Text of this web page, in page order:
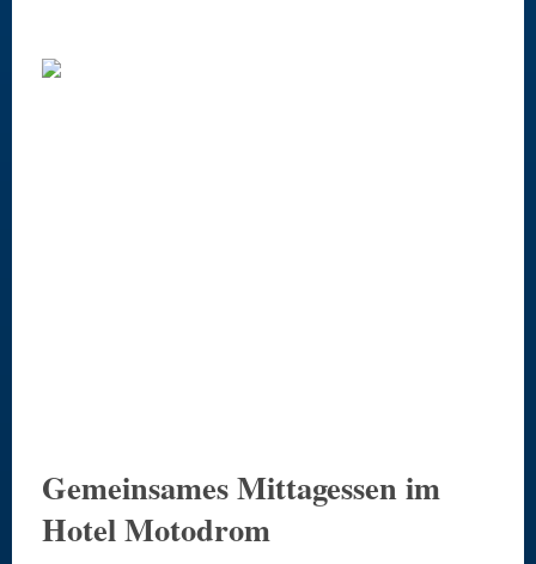
Gemeinsames Mittagessen im
Hotel Motodrom